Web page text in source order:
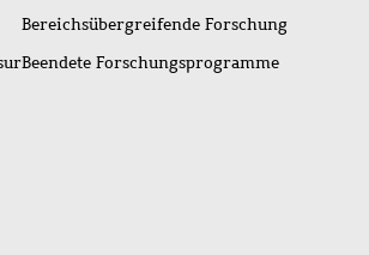
Bereichsübergreifende Forschung
Beendete Forschungsprogramme